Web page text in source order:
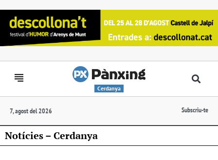
Cerdanya
7, agost del 2026 Subscriu-te
Notícies – Cerdanya